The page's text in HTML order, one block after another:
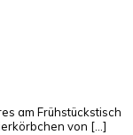
am Frühstückstisch
von […]